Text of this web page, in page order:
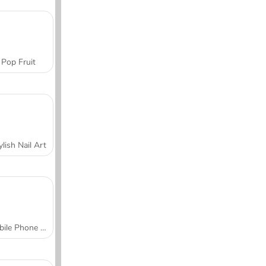
Pop Fruit
Nail Art
Mobile Phone Case Design & DIY